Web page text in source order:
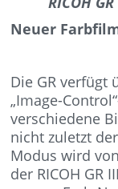
Neuer
Die GR verfügt
„Image-
verschiedene
nicht zuletzt
Modus wird
der RICOH GR